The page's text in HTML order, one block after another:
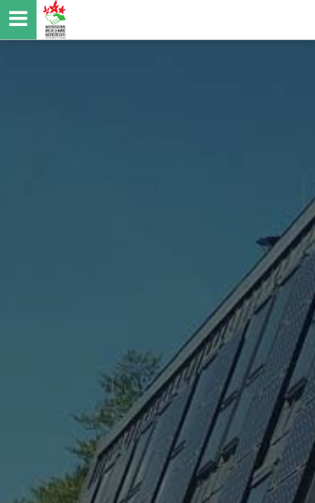
Direkt
zum
Inhalt